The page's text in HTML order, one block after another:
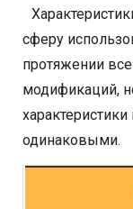
сферу
протяжении
модификаций,
одинаковыми.